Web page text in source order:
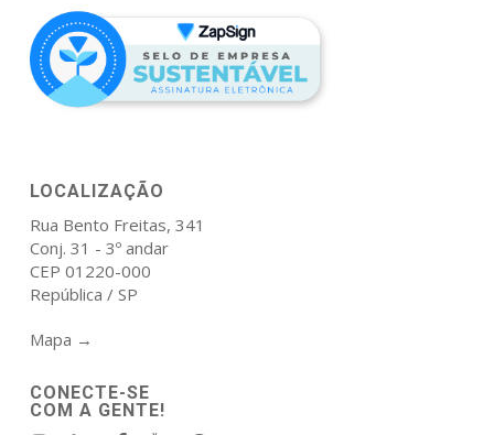
LOCALIZAÇÃO
Rua Bento Freitas, 341
Conj. 31 - 3º andar
CEP 01220-000
República / SP
Mapa →
CONECTE-SE
COM A GENTE!